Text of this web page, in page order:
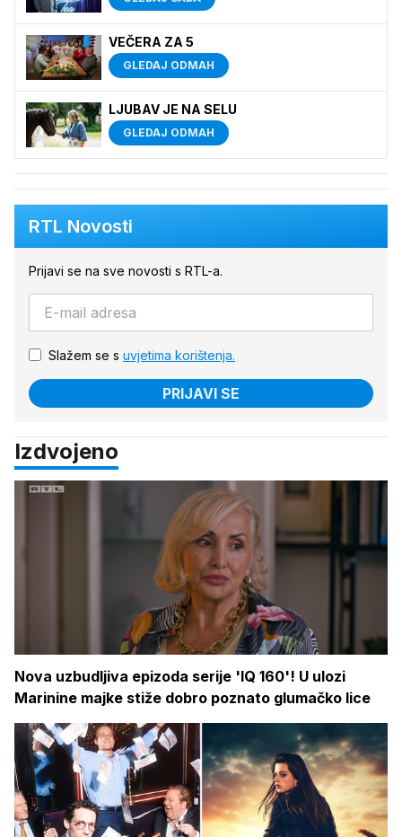
VEČERA ZA 5
GLEDAJ ODMAH
LJUBAV JE NA SELU
GLEDAJ ODMAH
RTL Novosti
Prijavi se na sve novosti s RTL-a.
Slažem se s uvjetima korištenja.
PRIJAVI SE
Izdvojeno
Nova uzbudljiva epizoda serije 'IQ 160'! U ulozi
Marinine majke stiže dobro poznato glumačko lice